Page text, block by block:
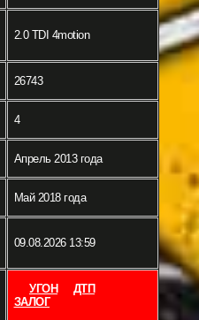
2.0 TDI 4motion
26743
4
Апрель 2013 года
Май 2018 года
09.08.2026 13:59
УГОН
ДТП
ЗАЛОГ